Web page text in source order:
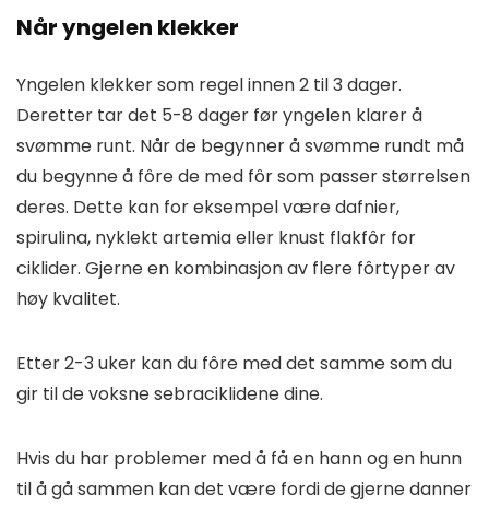
Når yngelen klekker
Yngelen klekker som regel innen 2 til 3 dager.
Deretter tar det 5-8 dager før yngelen klarer å
svømme runt. Når de begynner å svømme rundt må
du begynne å fôre de med fôr som passer størrelsen
deres. Dette kan for eksempel være dafnier,
spirulina, nyklekt artemia eller knust flakfôr for
ciklider. Gjerne en kombinasjon av flere fôrtyper av
høy kvalitet.
Etter 2-3 uker kan du fôre med det samme som du
gir til de voksne sebraciklidene dine.
Hvis du har problemer med å få en hann og en hunn
til å gå sammen kan det være fordi de gjerne danner